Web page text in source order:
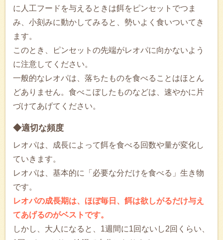
に人工フードを与えるときは餌をピンセットでつま
み、小刻みに動かしてみると、勢いよく食いついてき
ます。
このとき、ピンセットの先端がレオパに向かないよう
に注意してください。
一般的なレオパは、落ちたものを食べることはほとん
どありません。食べこぼしたものなどは、速やかに片
づけてあげてください。
◆適切な頻度
レオパは、成長によって餌を食べる回数や量が変化し
ていきます。
レオパは、基本的に「必要な分だけを食べる」生き物
です。
レオパの成長期は、ほぼ毎日、餌は欲しがるだけ与え
てあげるのがベストです。
しかし、大人になると、1週間に1回ないし2回くらい、